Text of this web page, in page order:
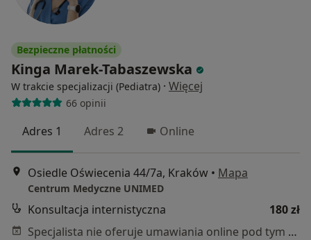
Bezpieczne płatności
Kinga Marek-Tabaszewska
W trakcie specjalizacji (Pediatra) · Więcej
66 opinii
Adres 1 Adres 2 Online
Osiedle Oświecenia 44/7a, Kraków • Mapa
Centrum Medyczne UNIMED
Konsultacja internistyczna
180 zł
Specjalista nie oferuje umawiania online pod tym adresem.